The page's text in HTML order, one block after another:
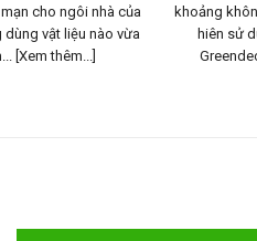
khoảng không gian. Mái kính/ mái
hiên sử dụng các thanh gỗ
Greendeck...
[Xem thêm...]